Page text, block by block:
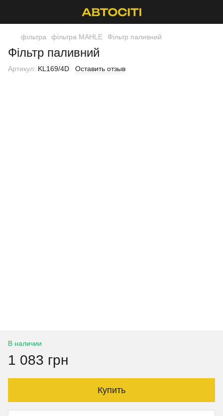
фільтра фільтра MAHLE Фільтр паливний
Фільтр паливний
Артикул: KL169/4D Оставить отзыв
В наличии
1 083 грн
Купить